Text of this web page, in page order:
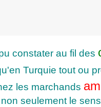
constater au fil des
Turquie tout ou
les marchands
seulement le